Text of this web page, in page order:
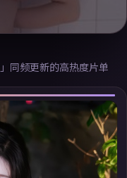
同频更新的高热度片单